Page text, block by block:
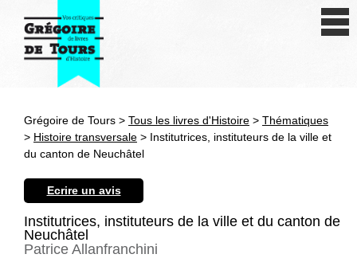
Antiquité
Grégoire de Tours > Tous les livres d'Histoire > Thématiques
> Histoire transversale > Institutrices, instituteurs de la ville et
du canton de Neuchâtel
Ecrire un avis
Institutrices, instituteurs de la ville et du canton de
Neuchâtel
Patrice Allanfranchini